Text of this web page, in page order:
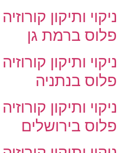
פלוס ברמת גן
פלוס בנתניה
פלוס בירושלים